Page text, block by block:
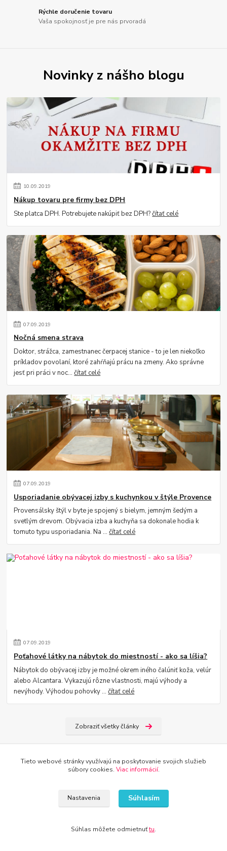
Rýchle doručenie tovaru
Vaša spokojnosť je pre nás prvoradá
Novinky z nášho blogu
10.09.2019
Nákup tovaru pre firmy bez DPH
Ste platca DPH. Potrebujete nakúpiť bez DPH?čítať celé
07.09.2019
Nočná smena strava
Doktor, strážca, zamestnanec čerpacej stanice - to je len niekoľko
príkladov povolaní, ktoré zahŕňajú prácu na zmeny. Ako správne
jesť pri práci v noc...čítať celé
07.09.2019
Usporiadanie obývacej izby s kuchynkou v štýle Provence
Provensálsky štýl v byte je spojený s bielym, jemným šedým a
svetlým drevom. Obývacia izba a kuchyňa sa dokonale hodia k
tomuto typu usporiadania. Na ...čítať celé
07.09.2019
Poťahové látky na nábytok do miestností - ako sa líšia?
Nábytok do obývacej izby je možné okrem iného čalúniť koža, velúr
alebo Alcantara. Vykazujú rôzne vlastnosti, majú výhody a
nevýhody. Výhodou pohovky ...čítať celé
Zobraziť všetky články
Prihlásiť sa
Nezmeškajte naše exkluzívne tipy, triky a jedinečné ponuky priamo vo vašej
schránke.
Tieto webové stránky využívajú na poskytovanie svojich služieb
súbory cookies. Viac informácií.
Nastavenia Súhlasím
Súhlas môžete odmietnuťtu.